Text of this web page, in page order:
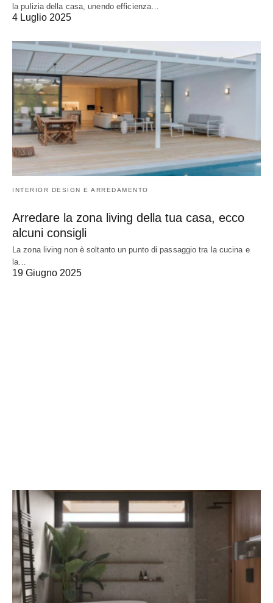
la pulizia della casa, unendo efficienza…
4 Luglio 2025
INTERIOR DESIGN E ARREDAMENTO
Arredare la zona living della tua casa, ecco
alcuni consigli
La zona living non è soltanto un punto di passaggio tra la cucina e
la…
19 Giugno 2025